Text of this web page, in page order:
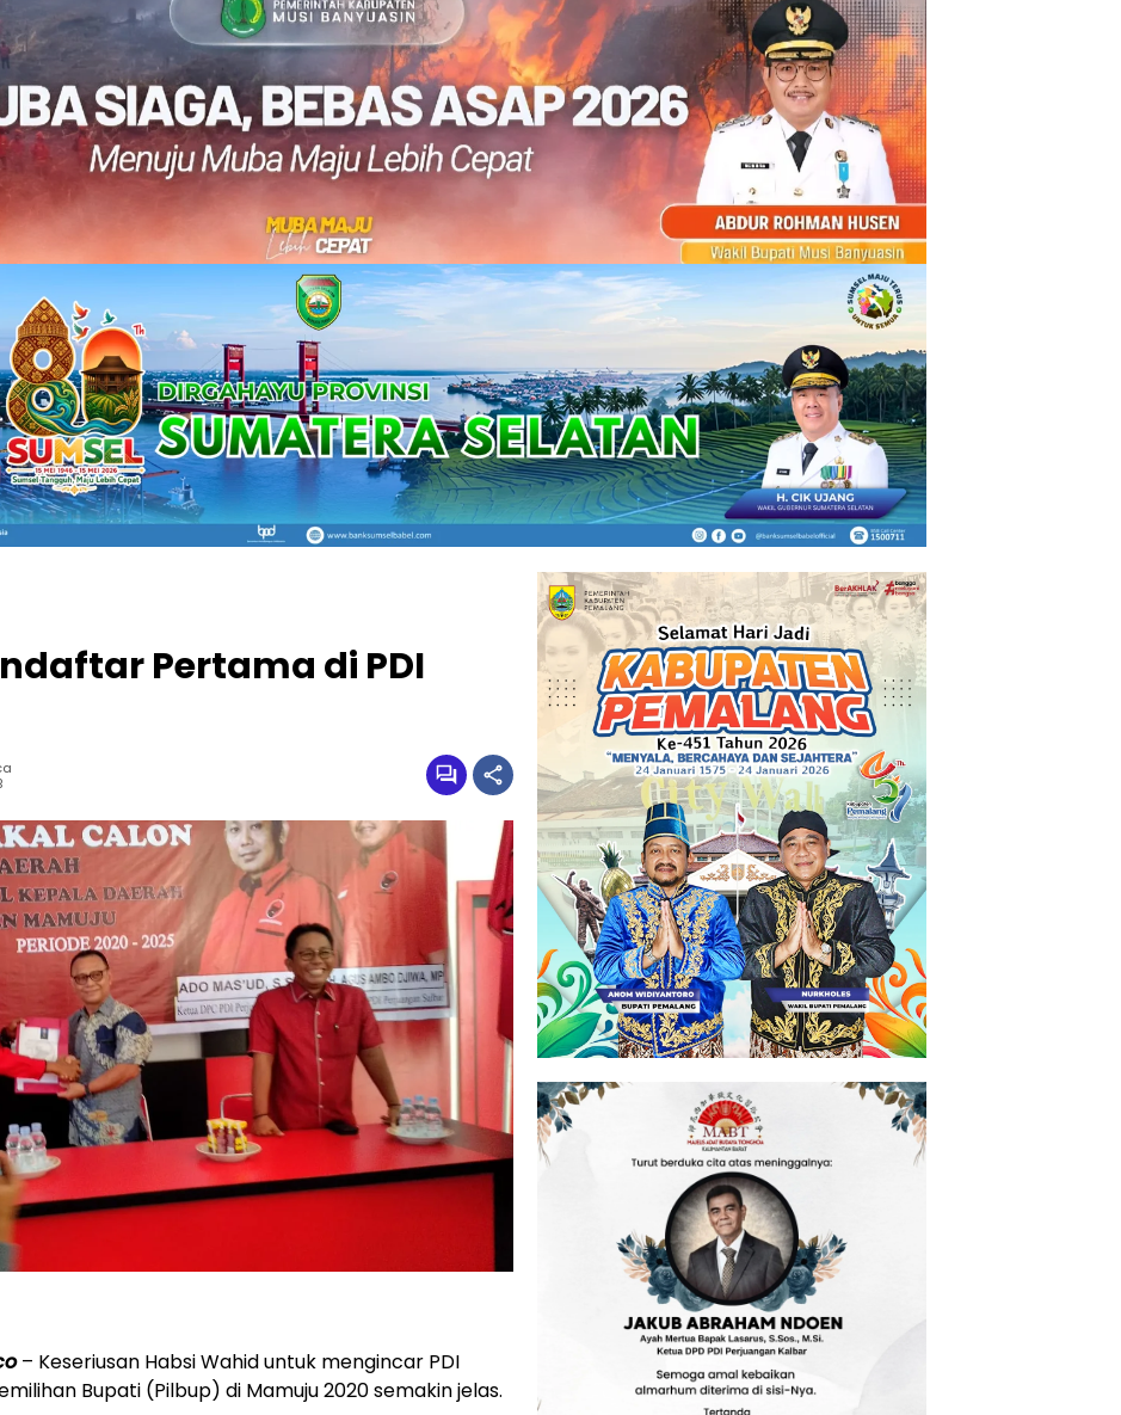
Pertama di PDI
– Keseriusan Habsi Wahid untuk mengincar PDI
Bupati (Pilbup) di Mamuju 2020 semakin jelas.